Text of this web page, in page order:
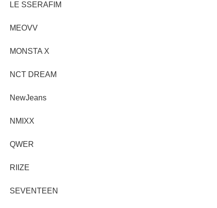
LE SSERAFIM
MEOVV
MONSTA X
NCT DREAM
NewJeans
NMIXX
QWER
RIIZE
SEVENTEEN